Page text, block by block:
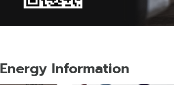
Energy Information